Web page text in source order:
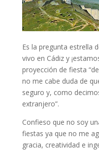
Es la pregunta estrella
vivo en Cádiz y
proyección de fiesta
no me cabe duda de
seguro y, como
extranjero”.
Confieso que no soy
fiestas ya que no me
gracia, creatividad e